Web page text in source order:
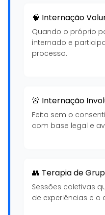
🧠 Internação
Quando o próprio
internado e
processo.
🚨 Internação
Feita sem o
com base legal e
👥 Terapia de
Sessões coletivas
de experiências e o